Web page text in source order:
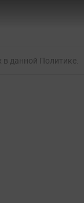
данной Политике.